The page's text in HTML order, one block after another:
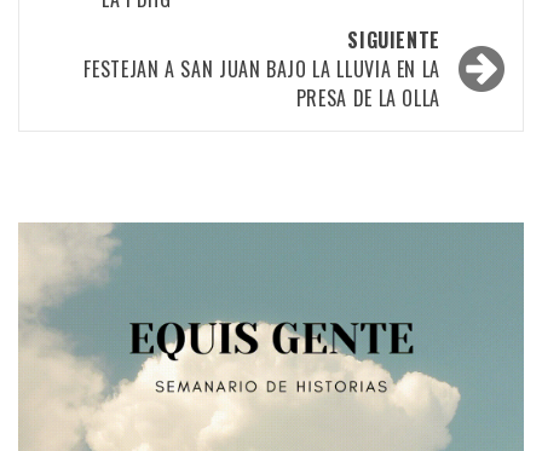
SIGUIENTE
FESTEJAN A SAN JUAN BAJO LA LLUVIA EN LA
PRESA DE LA OLLA